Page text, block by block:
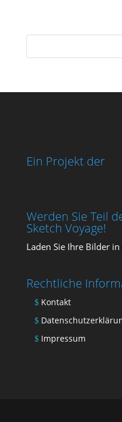
Ein Projekt der
Werden Sie Teil
Sketch Voyage!
Laden Sie Ihre Bil­der
Rechtliche
Kontakt
Impressum